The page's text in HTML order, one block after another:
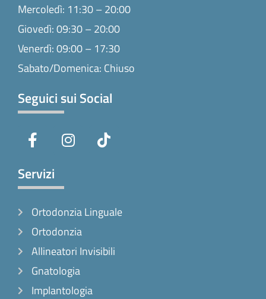
Mercoledì: 11:30 – 20:00
Giovedì: 09:30 – 20:00
Venerdì: 09:00 – 17:30
Sabato/Domenica: Chiuso
Seguici sui Social
a
e
b
o
k
-
f
n
r
a
m
i
Servizi
Ortodonzia Linguale
Ortodonzia
Allineatori Invisibili
Gnatologia
Implantologia